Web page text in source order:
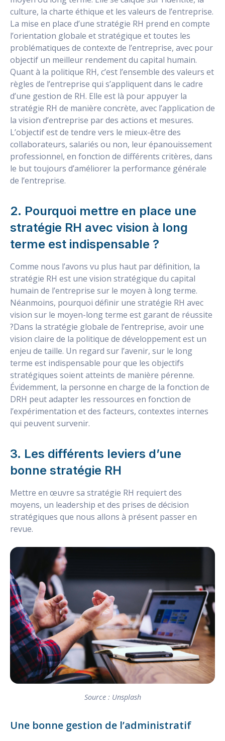
culture, la charte éthique et les valeurs de l’entreprise.
La mise en place d’une stratégie RH prend en compte
l’orientation globale et stratégique et toutes les
problématiques de contexte de l’entreprise, avec pour
objectif un meilleur rendement du capital humain.
Quant à la politique RH, c’est l’ensemble des valeurs et
règles de l’entreprise qui s’appliquent dans le cadre
d’une gestion de RH. Elle est là pour appuyer la
stratégie RH de manière concrète, avec l’application de
la vision d’entreprise par des actions et mesures.
L’objectif est de tendre vers le mieux-être des
collaborateurs, salariés ou non, leur épanouissement
professionnel, en fonction de différents critères, dans
le but toujours d’améliorer la performance générale
de l’entreprise.
2. Pourquoi mettre en place une
stratégie RH avec vision à long
terme est indispensable ?
Comme nous l’avons vu plus haut par définition, la
stratégie RH est une vision stratégique du capital
humain de l’entreprise sur le moyen à long terme.
Néanmoins, pourquoi définir une stratégie RH avec
vision sur le moyen-long terme est garant de réussite
?Dans la stratégie globale de l’entreprise, avoir une
vision claire de la politique de développement est un
enjeu de taille. Un regard sur l’avenir, sur le long
terme est indispensable pour que les objectifs
stratégiques soient atteints de manière pérenne.
Évidemment, la personne en charge de la fonction de
DRH peut adapter les ressources en fonction de
l’expérimentation et des facteurs, contextes internes
qui peuvent survenir.
3. Les différents leviers d’une
bonne stratégie RH
Mettre en œuvre sa stratégie RH requiert des
moyens, un leadership et des prises de décision
stratégiques que nous allons à présent passer en
revue.
Source : Unsplash
Une bonne gestion de l’administratif